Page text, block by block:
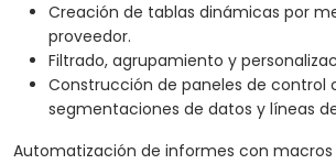
Creación de tablas dinámicas por
proveedor.
Filtrado, agrupamiento y
Construcción de paneles de control
segmentaciones de datos y líneas
Automatización de informes con macros